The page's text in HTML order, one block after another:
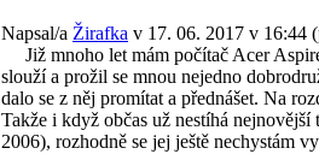
Napsal/a Žirafka v 17. 06. 2017 v 16:44 (
Již mnoho let mám počítač Acer
slouží a prožil se mnou nejedno
dalo se z něj promítat a přednášet. Na
Takže i když občas už nestíhá
2006), rozhodně se jej ještě nechystám